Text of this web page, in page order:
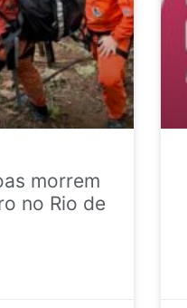
morrem
no Rio de